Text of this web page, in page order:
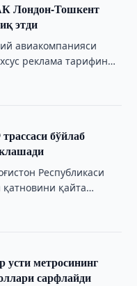
Лондон-Тошкент
этди
авиакомпанияси
реклама тарифини
бўйлаб
Республикаси
қайта
усти метросининг
сарфлайди